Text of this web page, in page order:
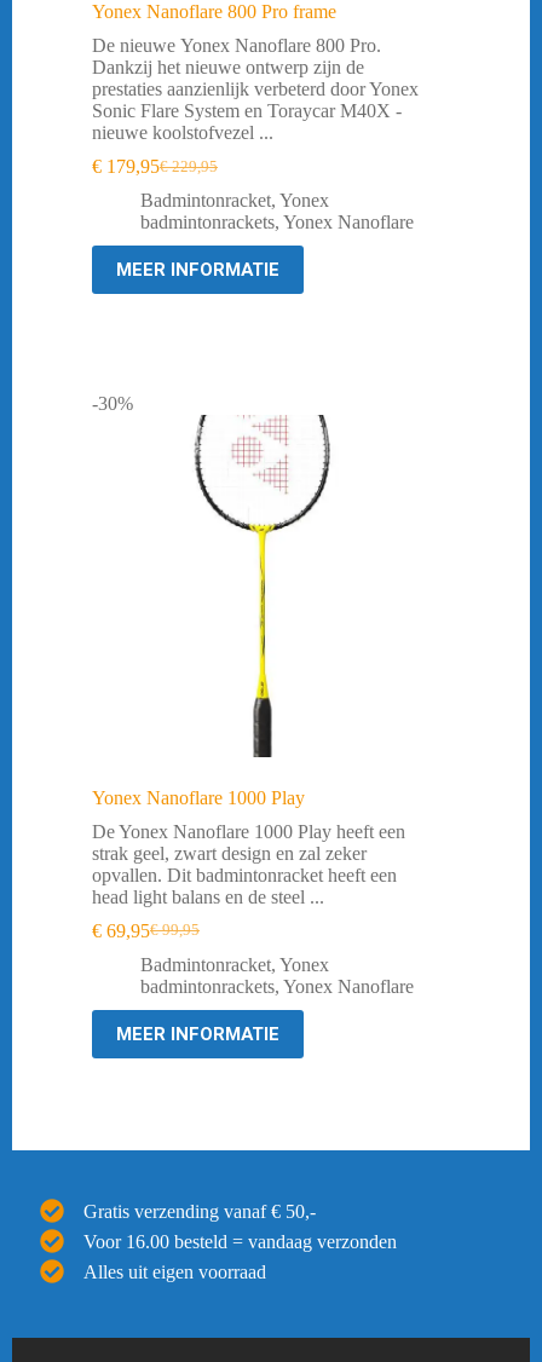
Yonex Nanoflare 800 Pro frame
De nieuwe Yonex Nanoflare 800 Pro.
Dankzij het nieuwe ontwerp zijn de
prestaties aanzienlijk verbeterd door Yonex
Sonic Flare System en Toraycar M40X -
nieuwe koolstofvezel ...
€229,95
Oorspronkelijke
prijs
was:
€ 229,95.
€ 179,95Huidige
prijs
is:
€ 179,95.
Badmintonracket, Yonex
badmintonrackets, Yonex Nanoflare
MEER INFORMATIE
-30%
Yonex Nanoflare 1000 Play
De Yonex Nanoflare 1000 Play heeft een
strak geel, zwart design en zal zeker
opvallen. Dit badmintonracket heeft een
head light balans en de steel ...
€99,95
Oorspronkelijke
prijs
was:
€ 69,95Huidige
prijs
is:
Badmintonracket, Yonex
badmintonrackets, Yonex Nanoflare
MEER INFORMATIE
Gratis verzending vanaf € 50,-
Voor 16.00 besteld = vandaag verzonden
Alles uit eigen voorraad